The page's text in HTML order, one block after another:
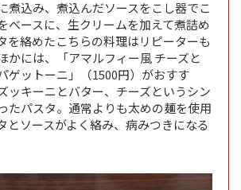
煮込み、煮込んだソースをこし器でこ
ベースに、生クリームを加えて煮詰め
を絡めたこちらの料理はリピーターも
かには、「アマルフィー風 チーズと
ゲットーニ」（1500円）がおすす
ッキーニとバター、チーズというシン
たパスタ。通常よりも太めの麺を使用
とソースがよく絡み、病みつきになる